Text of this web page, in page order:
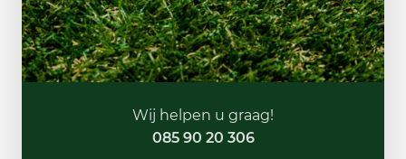
Wij helpen u graag!
085 90 20 306